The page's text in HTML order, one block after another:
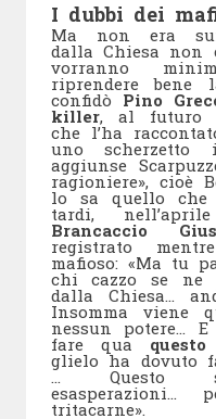
I dubbi dei
Ma non era
dalla Chiesa non
vorranno
riprendere bene
confidò Pino
killer, al futuro
che l’ha
uno
aggiunse
ragioniere», cioè
lo sa quello che
tardi,
Brancaccio
registrato
mafioso: «Ma tu
chi cazzo se ne
dalla Chiesa…
Insomma viene
nessun potere… E
fare qua
glielo ha dovuto
… Questo
tritacarne».